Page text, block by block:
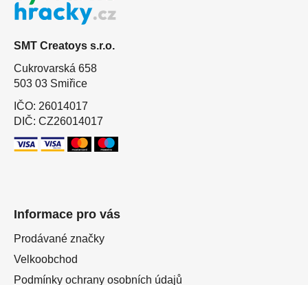
SMT Creatoys s.r.o.
Cukrovarská 658
503 03 Smiřice
IČO: 26014017
DIČ: CZ26014017
Informace pro vás
Prodávané značky
Velkoobchod
Podmínky ochrany osobních údajů